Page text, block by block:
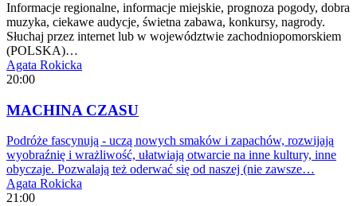
Informacje regionalne, informacje miejskie, prognoza pogody, dobra
muzyka, ciekawe audycje, świetna zabawa, konkursy, nagrody.
Słuchaj przez internet lub w województwie zachodniopomorskiem
(POLSKA)…
Agata Rokicka
20:00
MACHINA CZASU
Podróże fascynują - uczą nowych smaków i zapachów, rozwijają
wyobraźnię i wrażliwość, ułatwiają otwarcie na inne kultury, inne
obyczaje. Pozwalają też oderwać się od naszej (nie zawsze…
Agata Rokicka
21:00